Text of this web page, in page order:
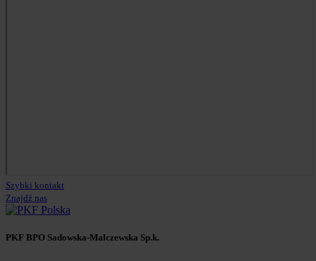
Szybki kontakt
Znajdź nas
PKF BPO Sadowska-Malczewska Sp.k.